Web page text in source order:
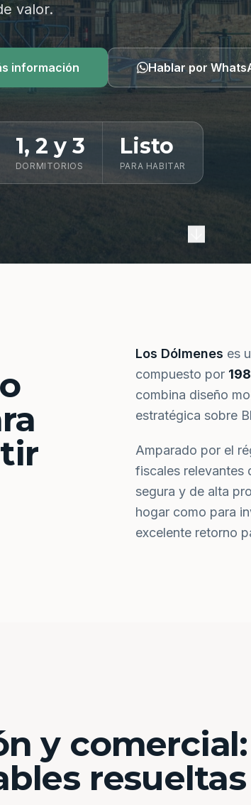
valor.
información Hablar por
1, 2 y 3
DORMITORIOS
Listo
PARA HABITAR
Los Dólmenes es
compuesto por
combina diseño
estratégica sobre
Amparado por el
fiscales relevantes
segura y de alta
hogar como para
excelente retorno
y comercial:
resueltas